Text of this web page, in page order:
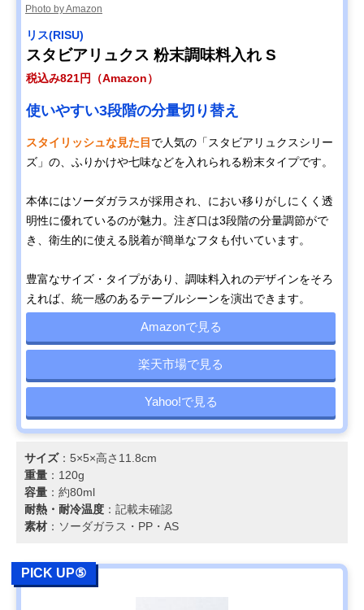
Photo by Amazon
リス(RISU)
スタビアリュクス 粉末調味料入れ S
税込み821円（Amazon）
使いやすい3段階の分量切り替え
スタイリッシュな見た目 で人気の「スタビアリュクスシリー
ズ」の、ふりかけや七味などを入れられる粉末タイプです。
本体にはソーダガラスが採用され、におい移りがしにくく透
明性に優れているのが魅力。注ぎ口は3段階の分量調節がで
き、衛生的に使える脱着が簡単なフタも付いています。
豊富なサイズ・タイプがあり、調味料入れのデザインをそろ
えれば、統一感のあるテーブルシーンを演出できます。
Amazonで見る
楽天市場で見る
Yahoo!で見る
サイズ：5×5×高さ11.8cm
重量 ：120g
容量 ：約80ml
耐熱・耐冷温度 ：記載未確認
素材 ：ソーダガラス・PP・AS
PICK UP⑤